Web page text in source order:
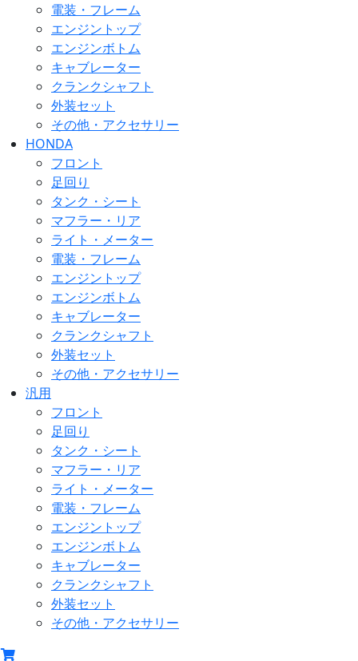
電装・フレーム
エンジントップ
エンジンボトム
キャブレーター
クランクシャフト
外装セット
その他・アクセサリー
HONDA
フロント
足回り
タンク・シート
マフラー・リア
ライト・メーター
電装・フレーム
エンジントップ
エンジンボトム
キャブレーター
クランクシャフト
外装セット
その他・アクセサリー
汎用
フロント
足回り
タンク・シート
マフラー・リア
ライト・メーター
電装・フレーム
エンジントップ
エンジンボトム
キャブレーター
クランクシャフト
外装セット
その他・アクセサリー